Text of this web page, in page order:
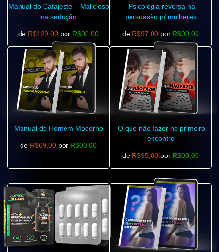
Manual do Cafajeste – Malicioso
na sedução
de R$129,00 por R$00,00
Psicologia reversa na
persuasão p/ mulheres
de R$97,00 por R$00,00
Manual do Homem Moderno
de R$69,00 por R$00,00
O que não fazer no primeiro
encontro
de R$95,00 por R$00,00